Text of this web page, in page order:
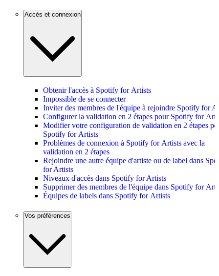
Accès et connexion
Obtenir l'accès à Spotify for Artists
Impossible de se connecter
Inviter des membres de l'équipe à rejoindre Spotify for
Configurer la validation en 2 étapes pour Spotify for
Modifier votre configuration de validation en 2 étapes
Spotify for Artists
Problèmes de connexion à Spotify for Artists avec la
validation en 2 étapes
Rejoindre une autre équipe d'artiste ou de label dans
for Artists
Niveaux d'accès dans Spotify for Artists
Supprimer des membres de l'équipe dans Spotify for
Équipes de labels dans Spotify for Artists
Vos préférences